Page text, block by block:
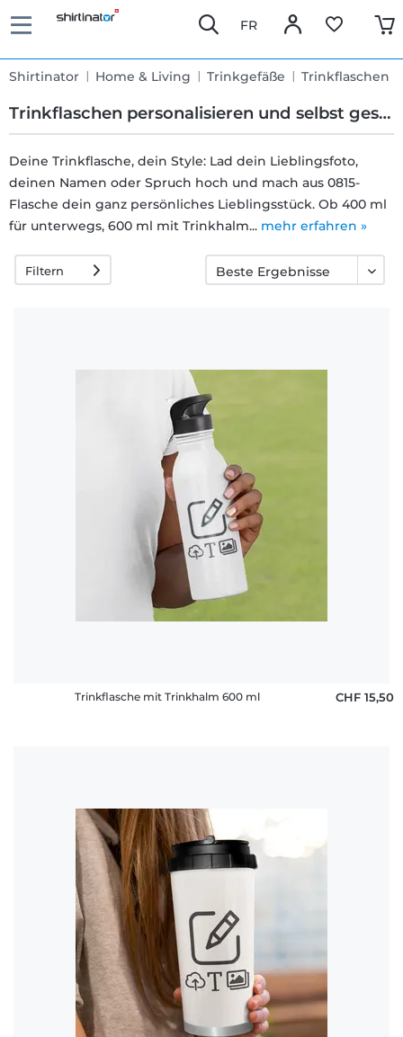
FR
Shirtinator Home & Living Trinkgefäße Trinkflaschen
Trinkflaschen personalisieren und selbst gestalten
Schnelle
Lieferung
30 Tage
Deine Trinkflasche, dein Style: Lad dein Lieblingsfoto,
deinen Namen oder Spruch hoch und mach aus 0815-
Flasche dein ganz persönliches Lieblingsstück. Ob 400 ml
für unterwegs, 600 ml mit Trinkhalm... mehr erfahren »
Filtern
Trinkflasche mit Trinkhalm 600 ml CHF 15,50